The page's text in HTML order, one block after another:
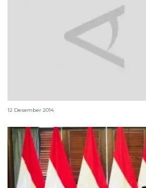
12 Desember 2014